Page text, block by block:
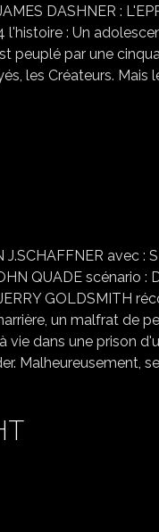
DASHNER :
l'histoire : Un
peuplé par une
les Créateurs. Mais
avec :
QUADE scénario
GOLDSMITH
un malfrat de
dans une prison
Malheureusement,